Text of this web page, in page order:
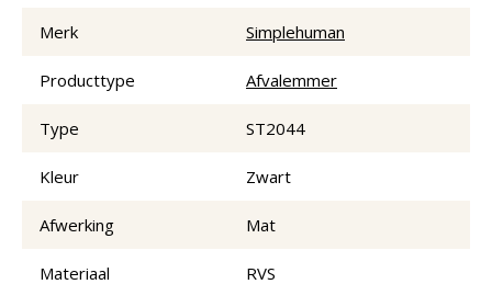
Merk Simplehuman
Producttype Afvalemmer
Type ST2044
Kleur Zwart
Afwerking Mat
Materiaal RVS